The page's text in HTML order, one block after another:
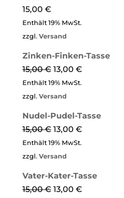
15,00 €
Enthält 19% MwSt.
zzgl. Versand
Zinken-Finken-Tasse
15,00€ 13,00 €
Enthält 19% MwSt.
zzgl. Versand
Nudel-Pudel-Tasse
15,00€ 13,00 €
Enthält 19% MwSt.
zzgl. Versand
Vater-Kater-Tasse
15,00€ 13,00 €